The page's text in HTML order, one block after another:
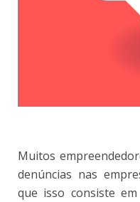
Muitos
denúncias nas
que isso consiste